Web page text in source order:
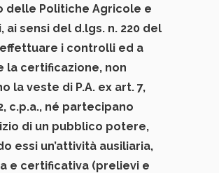
delle Politiche Agricole e
ai sensi del d.lgs. n. 220 del
effettuare i controlli ed a
la certificazione, non
la veste di P.A. ex art. 7,
c.p.a., né partecipano
di un pubblico potere,
essi un’attività ausiliaria,
e certificativa (prelievi e